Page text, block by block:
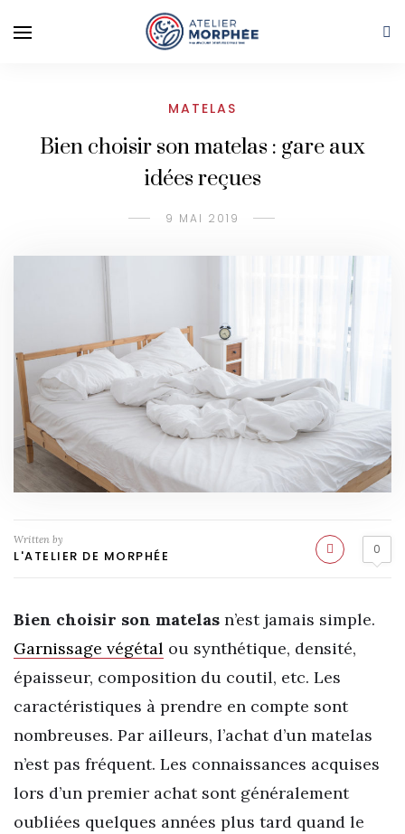
MATELAS
Bien choisir son matelas : gare aux
idées reçues
9 MAI 2019
Written by
L'ATELIER DE MORPHÉE 0
Bien choisir son matelas n’est jamais simple.
Garnissage végétal ou synthétique, densité,
épaisseur, composition du coutil, etc. Les
caractéristiques à prendre en compte sont
nombreuses. Par ailleurs, l’achat d’un matelas
n’est pas fréquent. Les connaissances acquises
lors d’un premier achat sont généralement
oubliées quelques années plus tard quand le